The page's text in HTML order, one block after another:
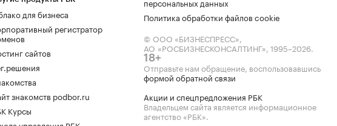
для бизнеса
регистратор
сайтов
знакомств podbor.ru
Курсы
персональных данных
Политика обработки файлов cookie
© ООО «БИЗНЕСПРЕСС»,
АО «РОСБИЗНЕСКОНСАЛТИНГ», 1995–2026.
18+
Отправьте нам обращение, воспользовавшись
формой обратной связи
Акции и спецпредложения РБК
Владельцем сайта является информационное
агентство «РБК».